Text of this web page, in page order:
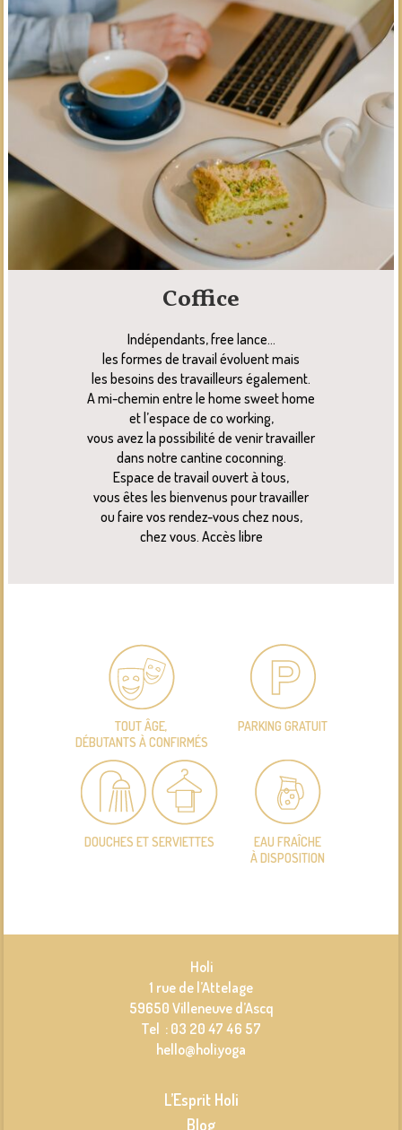
Coffice
Indépendants, free lance…
les formes de travail évoluent mais
les besoins des travailleurs également.
A mi-chemin entre le home sweet home
et l’espace de co working,
vous avez la possibilité de venir travailler
dans notre cantine coconning.
Espace de travail ouvert à tous,
vous êtes les bienvenus pour travailler
ou faire vos rendez-vous chez nous,
chez vous. Accès libre
TOUT ÂGE,
DÉBUTANTS À CONFIRMÉS
PARKING GRATUIT
DOUCHES ET SERVIETTES
EAU FRAÎCHE
À DISPOSITION
Holi
1 rue de l’Attelage
59650 Villeneuve d’Ascq
Tel : 03 20 47 46 57
hello@holi.yoga
L’Esprit Holi
Blog